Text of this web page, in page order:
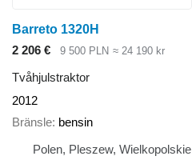
Barreto 1320H
2 206 €
9 500 PLN ≈ 24 190 kr
Tvåhjulstraktor
2012
Bränsle bensin
Polen, Pleszew, Wielkopolskie